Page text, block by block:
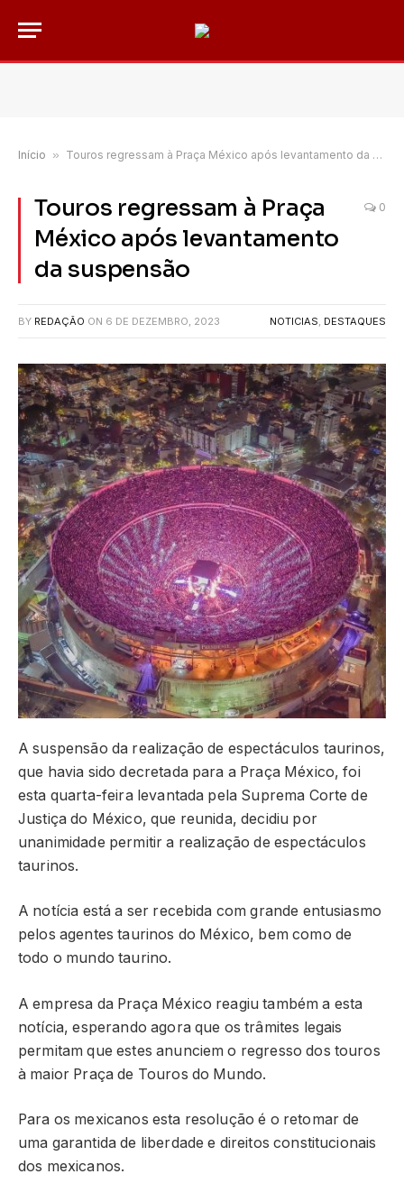
Início » Touros regressam à Praça México após levantamento da suspensão
Touros regressam à Praça
México após levantamento
da suspensão
0
BY REDAÇÃO ON 6 DE DEZEMBRO, 2023 NOTICIAS, DESTAQUES
A suspensão da realização de espectáculos taurinos,
que havia sido decretada para a Praça México, foi
esta quarta-feira levantada pela Suprema Corte de
Justiça do México, que reunida, decidiu por
unanimidade permitir a realização de espectáculos
taurinos.
A notícia está a ser recebida com grande entusiasmo
pelos agentes taurinos do México, bem como de
todo o mundo taurino.
A empresa da Praça México reagiu também a esta
notícia, esperando agora que os trâmites legais
permitam que estes anunciem o regresso dos touros
à maior Praça de Touros do Mundo.
Para os mexicanos esta resolução é o retomar de
uma garantida de liberdade e direitos constitucionais
dos mexicanos.